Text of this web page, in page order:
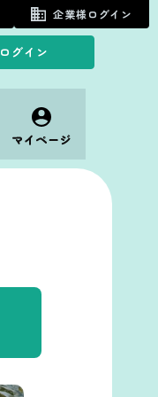
企業様ログイン
ログイン